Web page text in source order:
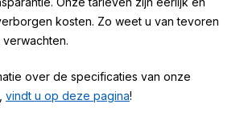
kosten. Zo weet u van tevoren
over de specificaties van onze
vindt u op deze pagina!